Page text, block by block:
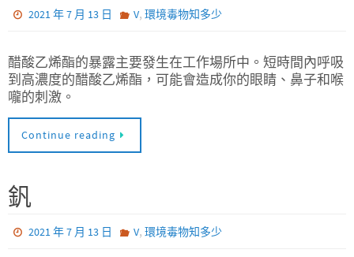
2021 年 7 月 13 日 V, 環境毒物知多少
醋酸乙烯酯的暴露主要發生在工作場所中。短時間內呼吸
到高濃度的醋酸乙烯酯，可能會造成你的眼睛、鼻子和喉
嚨的刺激。
Continue reading
釩
2021 年 7 月 13 日 V, 環境毒物知多少